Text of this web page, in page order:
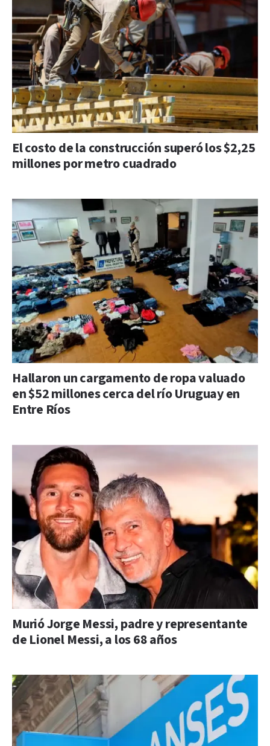
El costo de la construcción superó los $2,25
millones por metro cuadrado
Hallaron un cargamento de ropa valuado
en $52 millones cerca del río Uruguay en
Entre Ríos
Murió Jorge Messi, padre y representante
de Lionel Messi, a los 68 años